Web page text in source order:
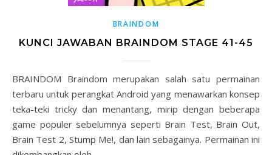
BRAINDOM
KUNCI JAWABAN BRAINDOM STAGE 41-45
BRAINDOM Braindom merupakan salah satu permainan
terbaru untuk perangkat Android yang menawarkan konsep
teka-teki tricky dan menantang, mirip dengan beberapa
game populer sebelumnya seperti Brain Test, Brain Out,
Brain Test 2, Stump Me!, dan lain sebagainya. Permainan ini